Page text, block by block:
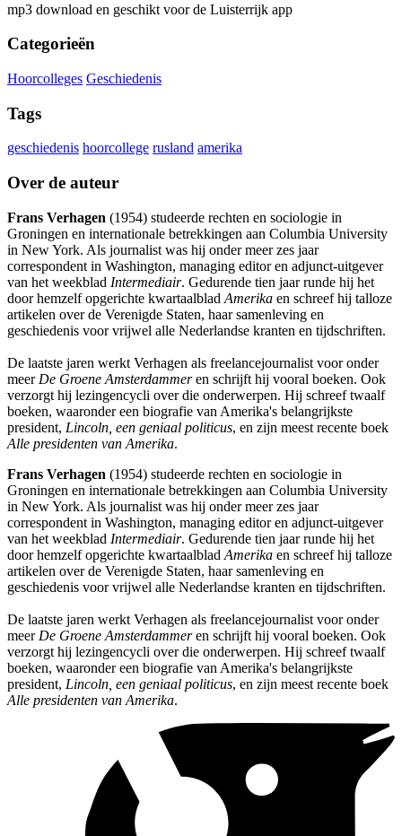
mp3 download en geschikt voor de Luisterrijk app
Categorieën
Hoorcolleges Geschiedenis
Tags
geschiedenis hoorcollege rusland amerika
Over de auteur
Frans Verhagen (1954) studeerde rechten en sociologie in
Groningen en internationale betrekkingen aan Columbia University
in New York. Als journalist was hij onder meer zes jaar
correspondent in Washington, managing editor en adjunct-uitgever
van het weekblad Intermediair. Gedurende tien jaar runde hij het
door hemzelf opgerichte kwartaalblad Amerika en schreef hij talloze
artikelen over de Verenigde Staten, haar samenleving en
geschiedenis voor vrijwel alle Nederlandse kranten en tijdschriften.
De laatste jaren werkt Verhagen als freelancejournalist voor onder
meer De Groene Amsterdammeren schrijft hij vooral boeken. Ook
verzorgt hij lezingencycli over die onderwerpen. Hij schreef twaalf
boeken, waaronder een biografie van Amerika's belangrijkste
president, Lincoln, een geniaal politicus, en zijn meest recente boek
Alle presidenten van Amerika.
Frans Verhagen (1954) studeerde rechten en sociologie in
Groningen en internationale betrekkingen aan Columbia University
in New York. Als journalist was hij onder meer zes jaar
correspondent in Washington, managing editor en adjunct-uitgever
van het weekblad Intermediair. Gedurende tien jaar runde hij het
door hemzelf opgerichte kwartaalblad Amerika en schreef hij talloze
artikelen over de Verenigde Staten, haar samenleving en
geschiedenis voor vrijwel alle Nederlandse kranten en tijdschriften.
De laatste jaren werkt Verhagen als freelancejournalist voor onder
meer De Groene Amsterdammeren schrijft hij vooral boeken. Ook
verzorgt hij lezingencycli over die onderwerpen. Hij schreef twaalf
boeken, waaronder een biografie van Amerika's belangrijkste
president, Lincoln, een geniaal politicus, en zijn meest recente boek
Alle presidenten van Amerika.